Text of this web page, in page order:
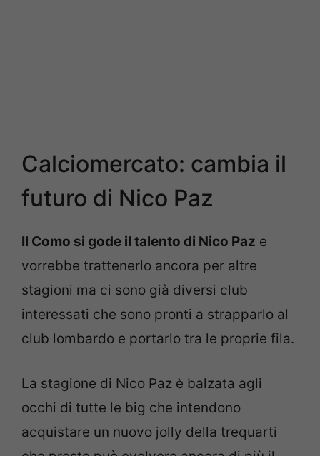
Calciomercato: cambia il
futuro di Nico Paz
Il Como si gode il talento di Nico Paz e
vorrebbe trattenerlo ancora per altre
stagioni ma ci sono già diversi club
interessati che sono pronti a strapparlo al
club lombardo e portarlo tra le proprie fila.
La stagione di Nico Paz è balzata agli
occhi di tutte le big che intendono
acquistare un nuovo jolly della trequarti